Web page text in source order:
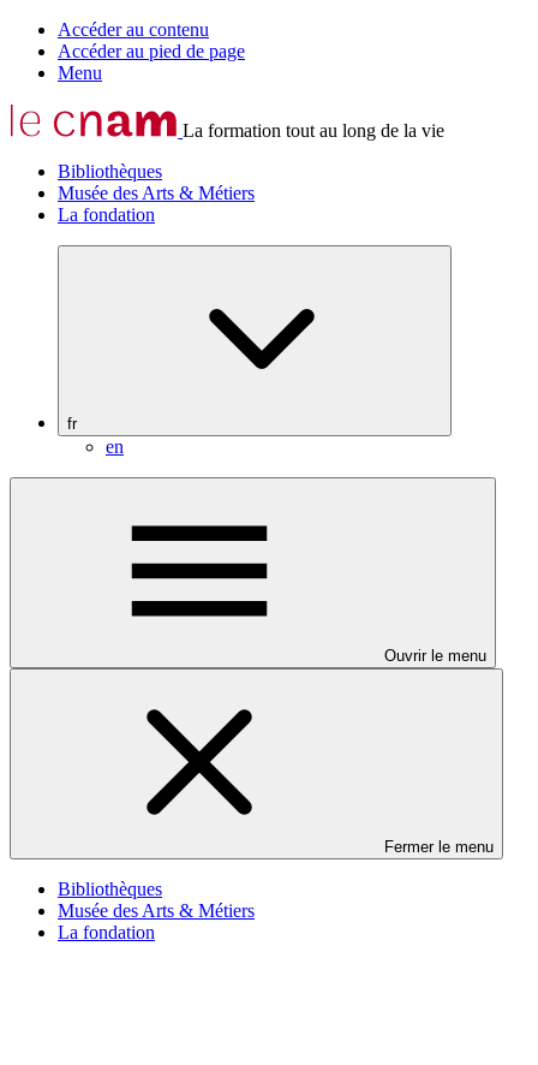
Accéder au contenu
Accéder au pied de page
Menu
La formation tout au long de la vie
Bibliothèques
Musée des Arts & Métiers
La fondation
fr
en
Ouvrir le menu
Fermer le menu
Bibliothèques
Musée des Arts & Métiers
La fondation